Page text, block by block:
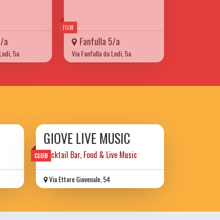
a
5a
FILM
Fanfulla 5/a
Via Fanfulla da Lodi, 5a
CLUB
GIOVE LIVE MUSIC
Cocktail Bar, Food & Live Music
Via Ettore Giovenale, 54